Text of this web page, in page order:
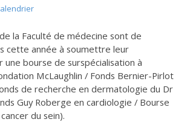
de la Faculté de médecine sont de
cette année à soumettre leur
une bourse de surspécialisation à
McLaughlin / Fonds Bernier-Pirlot
de recherche en dermatologie du Dr
Guy Roberge en cardiologie / Bourse
du sein).